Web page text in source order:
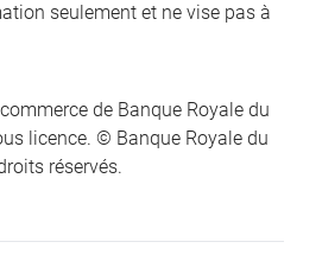
seulement et ne vise pas à
de Banque Royale du
licence. © Banque Royale du
réservés.